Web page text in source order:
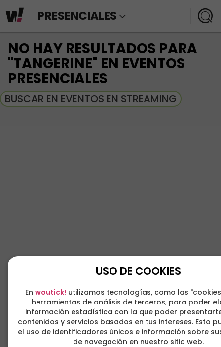
PRESENCIALES
USO DE COOKIES
En woutick! utilizamos tecnologías, como las
herramientas de análisis de terceros, para poder
información estadística con la que poder
contenidos y servicios basados en tus intereses. Esto
el uso de identificadores únicos e información sobre
de navegación en nuestro sitio web.
NO HAY RESULTADOS PARA
"TANGERINE" EN EVENTOS
PRESENCIALES
BUSCAR EN EVENTOS EN STREAMING